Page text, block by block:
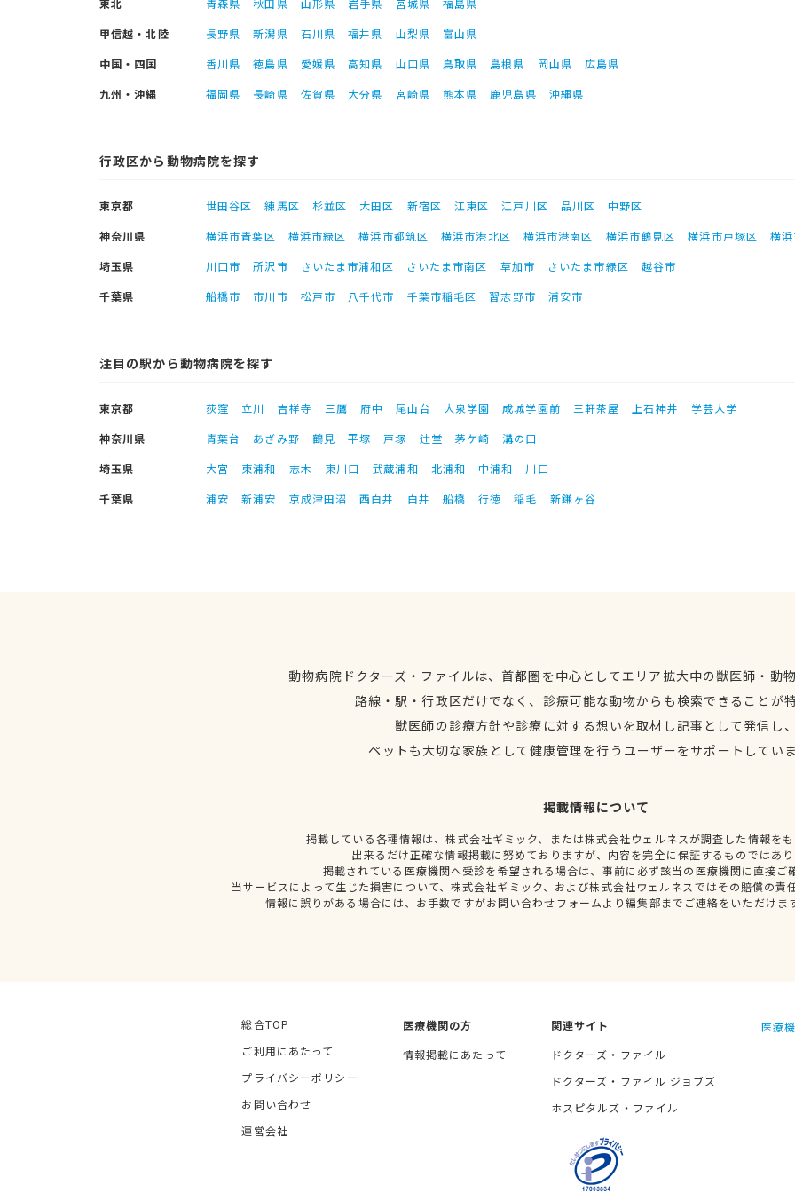
東北 青森県 秋田県 山形県 岩手県 宮城県
福島県
甲信越・北陸
長野県 新潟県 石川県 福井県 山梨県
富山県
中国・四国
香川県 徳島県 愛媛県 高知県 山口県 鳥取県 島根県 岡山県
広島県
九州・沖縄
福岡県 長崎県 佐賀県 大分県 宮崎県 熊本県 鹿児島県 沖縄県
行政区から動物病院を探す
東京都 世田谷区 練馬区 杉並区 大田区 新宿区 江東区 江戸川区 品川区
中野区
神奈川県
横浜市青葉区 横浜市緑区 横浜市都筑区 横浜市港北区 横浜市港南区 横浜市鶴見区 横浜市戸塚区
横
埼玉県
川口市 所沢市 さいたま市浦和区 さいたま市南区 草加市 さいたま市緑区
越谷市
千葉県
船橋市 市川市 松戸市 八千代市 千葉市稲毛区 習志野市 浦安市
注目の駅から動物病院を探す
東京都 荻窪 立川 吉祥寺 三鷹 府中 尾山台 大泉学園 成城学園前 三軒茶屋 上石神井
学芸大学
神奈川県
青葉台 あざみ野 鶴見 平塚 戸塚 辻堂 茅ケ崎
溝の口
埼玉県
大宮 東浦和 志木 東川口 武蔵浦和 北浦和 中浦和
川口
千葉県
浦安 新浦安 京成津田沼 西白井 白井 船橋 行徳 稲毛 新鎌ヶ谷
動物病院ドクターズ・ファイルは、首都圏を中心としてエリア拡大中の獣医師・動
路線・駅・行政区だけでなく、診療可能な動物からも検索できることが
獣医師の診療方針や診療に対する想いを取材し記事として発信し
ペットも大切な家族として健康管理を行うユーザーをサポートしてい
掲載情報について
掲載している各種情報は、株式会社ギミック、または株式会社ウェルネスが調査した情報を
出来るだけ正確な情報掲載に努めておりますが、内容を完全に保証するものではあ
掲載されている医療機関へ受診を希望される場合は、事前に必ず該当の医療機関に直接ご
当サービスによって生じた損害について、株式会社ギミック、および株式会社ウェルネスではその賠償の責
情報に誤りがある場合には、お手数ですがお問い合わせフォームより編集部までご連絡をいただけま
総合TOP
ご利用にあたって
プライバシーポリシー
お問い合わせ
運営会社
医療機関の方
情報掲載にあたって
関連サイト
ドクターズ・ファイル
ドクターズ・ファイル ジョブズ
ホスピタルズ・ファイル
医療